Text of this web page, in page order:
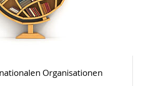
Organisationen